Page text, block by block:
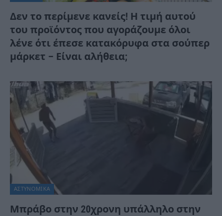
Δεν το περίμενε κανείς! Η τιμή αυτού
του προϊόντος που αγοράζουμε όλοι
λένε ότι έπεσε κατακόρυφα στα σούπερ
μάρκετ – Είναι αλήθεια;
ΑΣΤΥΝΟΜΙΚΑ
Μπράβο στην 20χρονη υπάλληλο στην